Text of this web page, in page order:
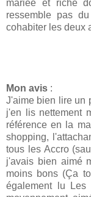
mariée et riche
ressemble pas
cohabiter les deux
Mon avis :
J'aime bien lire un
j'en lis nettement
référence en la
shopping,
tous les Accro
j'avais bien aimé
moins bons (Ça
également lu Les